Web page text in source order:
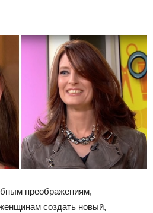
преображениям,
создать новый,